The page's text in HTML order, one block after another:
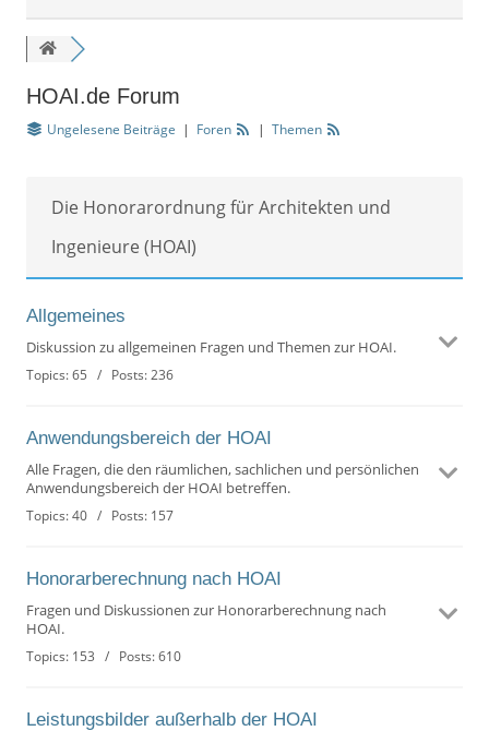
HOAI.de Forum
Ungelesene Beiträge | Foren | Themen
Die Honorarordnung für Architekten und
Ingenieure (HOAI)
Allgemeines
Diskussion zu allgemeinen Fragen und Themen zur HOAI.
Topics: 65 / Posts: 236
Anwendungsbereich der HOAI
Alle Fragen, die den räumlichen, sachlichen und persönlichen
Anwendungsbereich der HOAI betreffen.
Topics: 40 / Posts: 157
Honorarberechnung nach HOAI
Fragen und Diskussionen zur Honorarberechnung nach
HOAI.
Topics: 153 / Posts: 610
Leistungsbilder außerhalb der HOAI